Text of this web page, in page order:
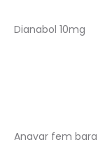
Dianabol 10mg
Anavar fem